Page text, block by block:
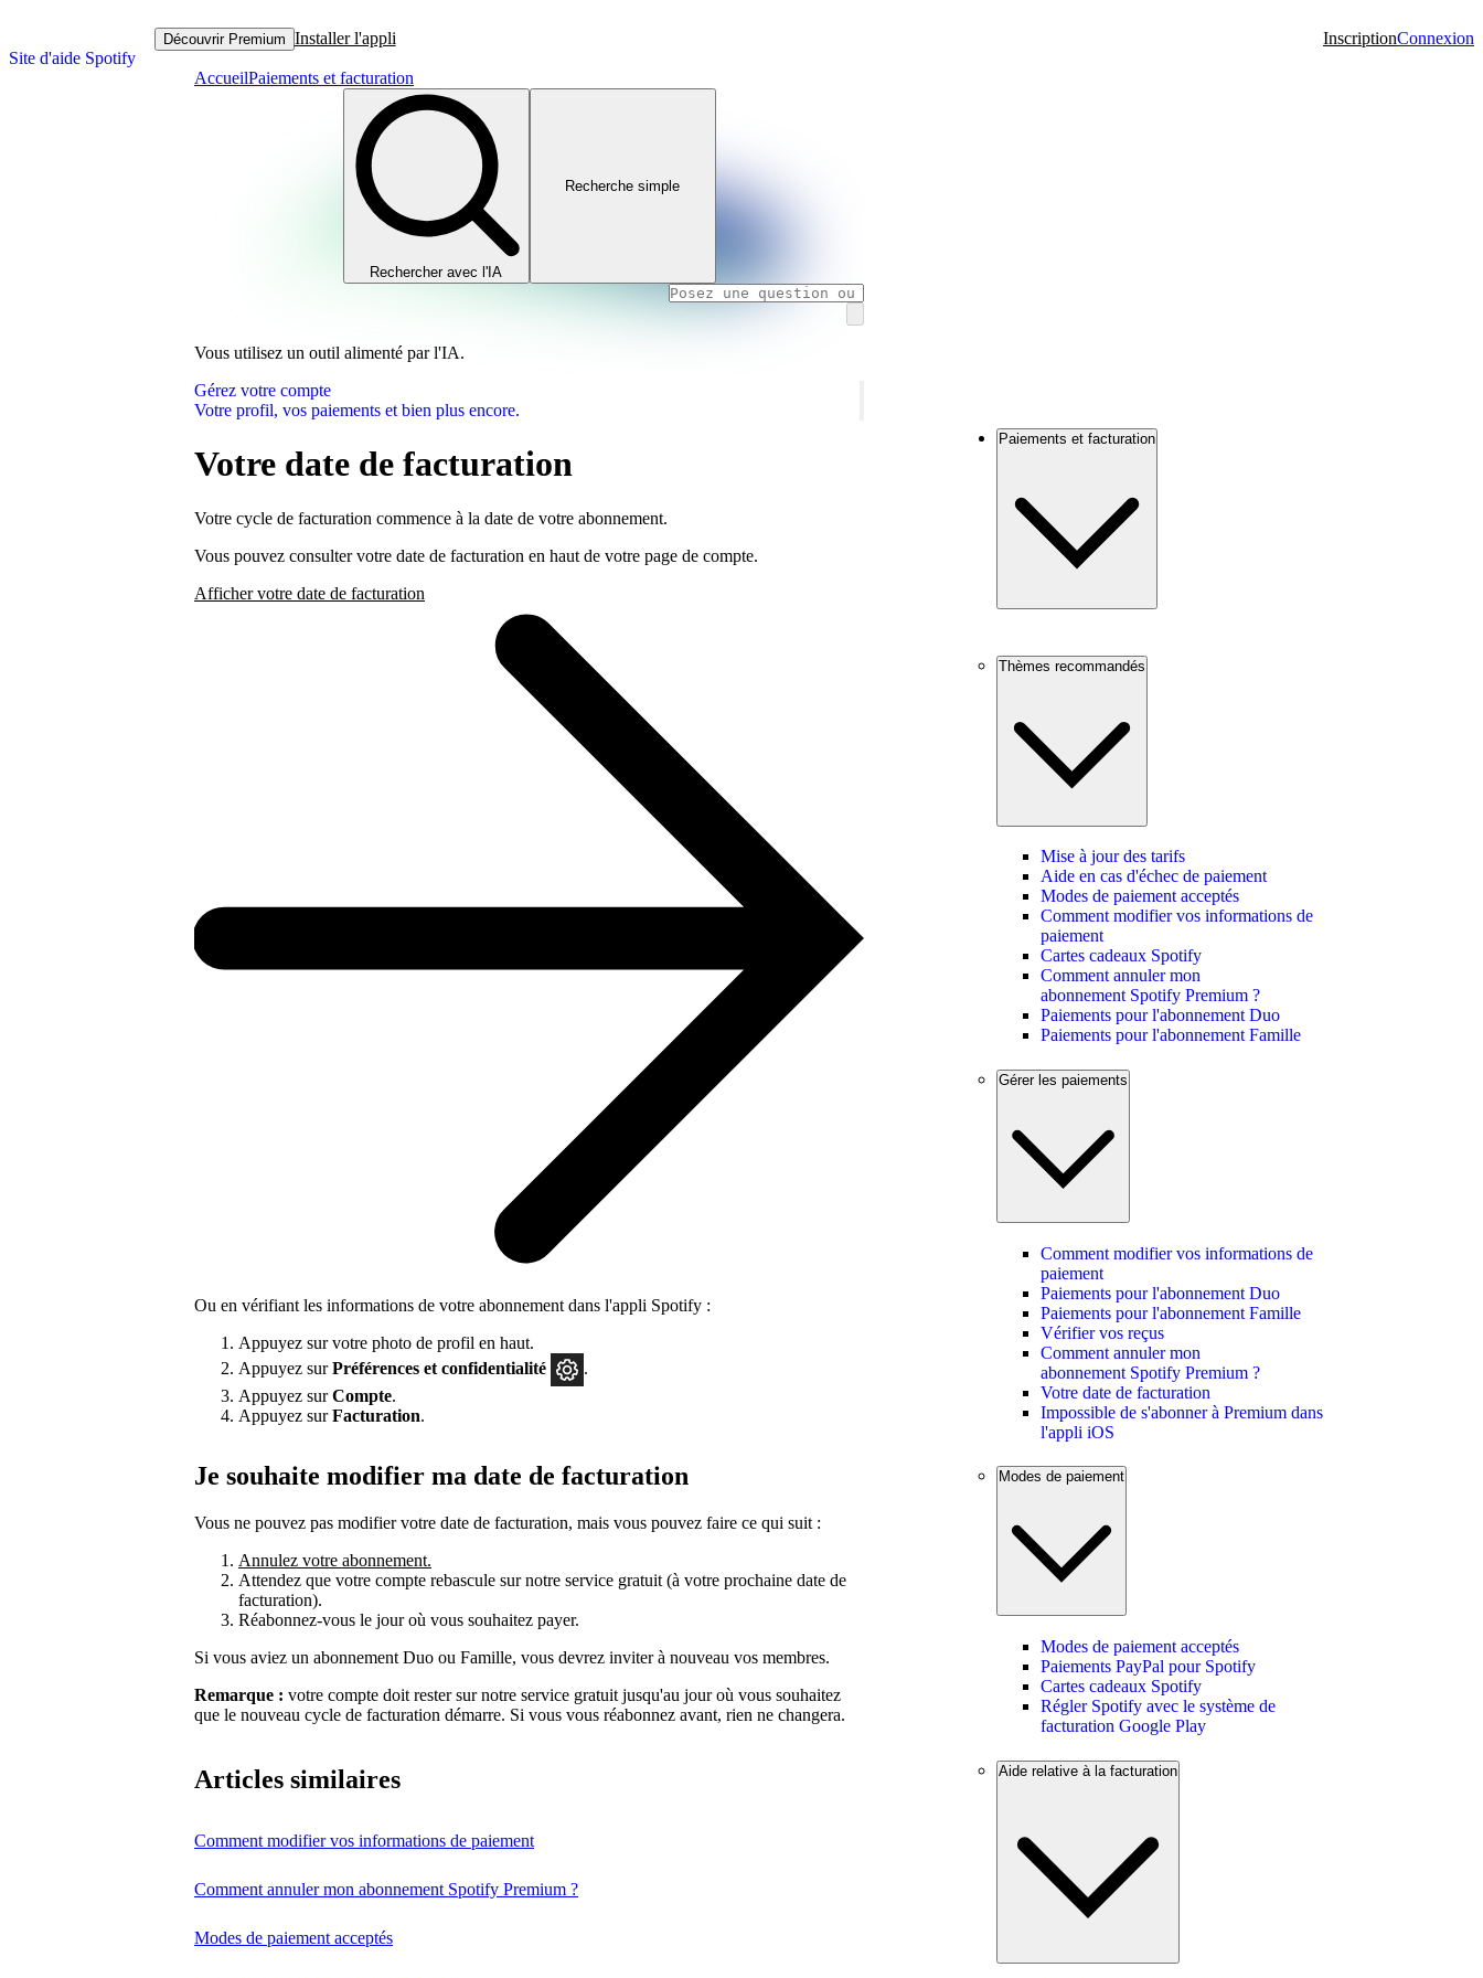
Site d'aide Spotify
Découvrir Premium Installer l'appli InscriptionConnexion
AccueilPaiements et facturation
Rechercher avec l'IA
Recherche simple
Vous utilisez un outil alimenté par l'IA.
Gérez votre compte
Votre profil, vos paiements et bien plus encore.
Votre date de facturation
Votre cycle de facturation commence à la date de votre abonnement.
Vous pouvez consulter votre date de facturation en haut de votre page de compte.
Afficher votre date de facturation
Ou en vérifiant les informations de votre abonnement dans l'appli Spotify :
Appuyez sur votre photo de profil en haut.
Appuyez surPréférences et confidentialité
.
Appuyez surCompte.
Appuyez surFacturation.
Je souhaite modifier ma date de facturation
Vous ne pouvez pas modifier votre date de facturation, mais vous pouvez faire ce qui suit :
Annulez votre abonnement.
Attendez que votre compte rebascule sur notre service gratuit (à votre prochaine date de
facturation).
Réabonnez-vous le jour où vous souhaitez payer.
Si vous aviez un abonnement Duo ou Famille, vous devrez inviter à nouveau vos membres.
Remarque : votre compte doit rester sur notre service gratuit jusqu'au jour où vous souhaitez
que le nouveau cycle de facturation démarre. Si vous vous réabonnez avant, rien ne changera.
Articles similaires
Comment modifier vos informations de paiement
Comment annuler mon abonnement Spotify Premium ?
Modes de paiement acceptés
Paiements et facturation
Thèmes recommandés
Mise à jour des tarifs
Aide en cas d'échec de paiement
Modes de paiement acceptés
Comment modifier vos informations de
paiement
Cartes cadeaux Spotify
Comment annuler mon
abonnement Spotify Premium ?
Paiements pour l'abonnement Duo
Paiements pour l'abonnement Famille
Gérer les paiements
Comment modifier vos informations de
paiement
Paiements pour l'abonnement Duo
Paiements pour l'abonnement Famille
Vérifier vos reçus
Comment annuler mon
abonnement Spotify Premium ?
Votre date de facturation
Impossible de s'abonner à Premium dans
l'appli iOS
Modes de paiement
Modes de paiement acceptés
Paiements PayPal pour Spotify
Cartes cadeaux Spotify
Régler Spotify avec le système de
facturation Google Play
Aide relative à la facturation